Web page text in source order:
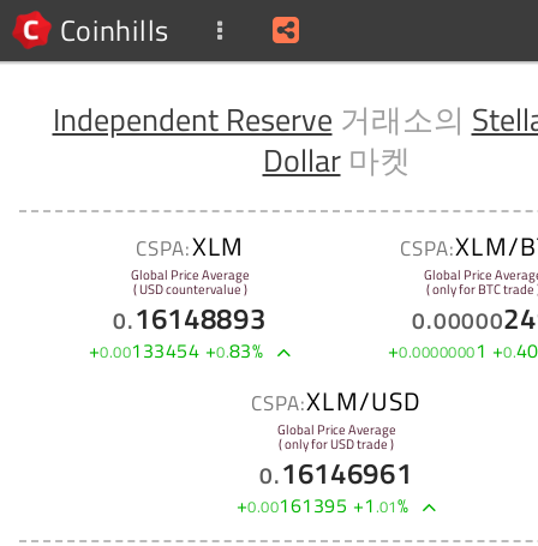
Coinhills
Independent Reserve 거래소의
Dollar마켓
CSPA:XLM
Global Price Average
( USD countervalue )
0.16148893
+0.00133454 +0.83%
CSPA:XLM/
Global Price
( only for BTC trade
0.00000
+0.00000001 +0.40
CSPA:XLM/USD
Global Price Average
( only for USD trade )
0.16146961
+0.00161395 +1.01%